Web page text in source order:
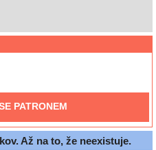
PATRONEM
Až na to, že neexistuje.